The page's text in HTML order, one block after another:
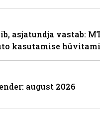
asjatundja vastab:
kasutamise
august 2026